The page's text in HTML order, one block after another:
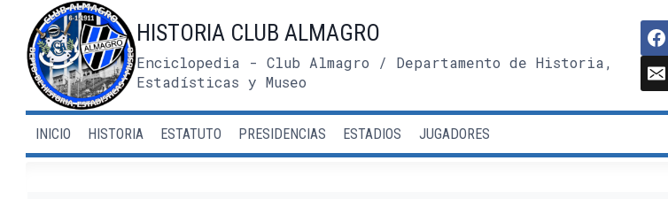
contenido
HISTORIA CLUB ALMAGRO
Enciclopedia - Club Almagro / Departamento de Historia,
Estadísticas y Museo
INICIO HISTORIA ESTATUTO PRESIDENCIAS ESTADIOS JUGADORES